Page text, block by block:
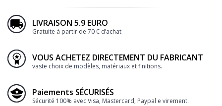
LIVRAISON 5.9 EURO
Gratuite à partir de 70 € d’achat
VOUS ACHETEZ DIRECTEMENT DU FABRICANT
vaste choix de modèles, matériaux et finitions.
Paiements SÉCURISÉS
Sécurité 100% avec Visa, Mastercard, Paypal e virement.